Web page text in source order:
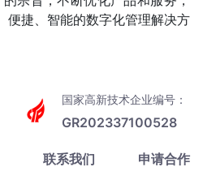
便捷、智能的数字化管理解决方
国家高新技术企业编号：
GR202337100528
联系我们 申请合作